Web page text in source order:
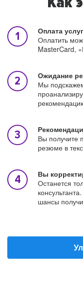
Оплата
Оплатить
MasterCard,
Ожидание
Мы
Вы получите
резюме в
Вы
Останется
шансы